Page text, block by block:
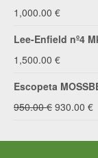
1,000.00 €
Lee-Enfield nº4
1,500.00 €
Escopeta
950.00€ El
930.00 €El